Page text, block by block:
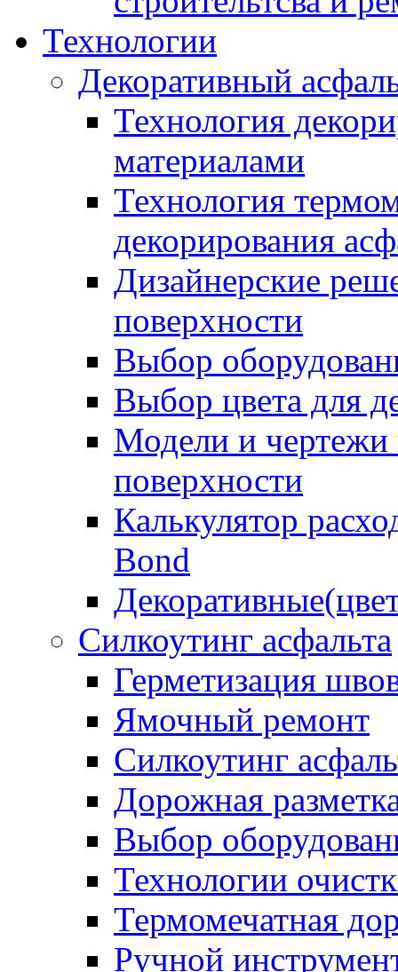
Технологии
Декоративный
Технология
материалами
Технология
декорирования
Дизайнерские
поверхности
Выбор
Выбор цвета для
Модели и чертежи
поверхности
Калькулятор
Bond
Силкоутинг асфальта
Герметизация
Ямочный ремонт
Силкоутинг
Дорожная
Выбор
Технологии
Термомечатная
Ручной